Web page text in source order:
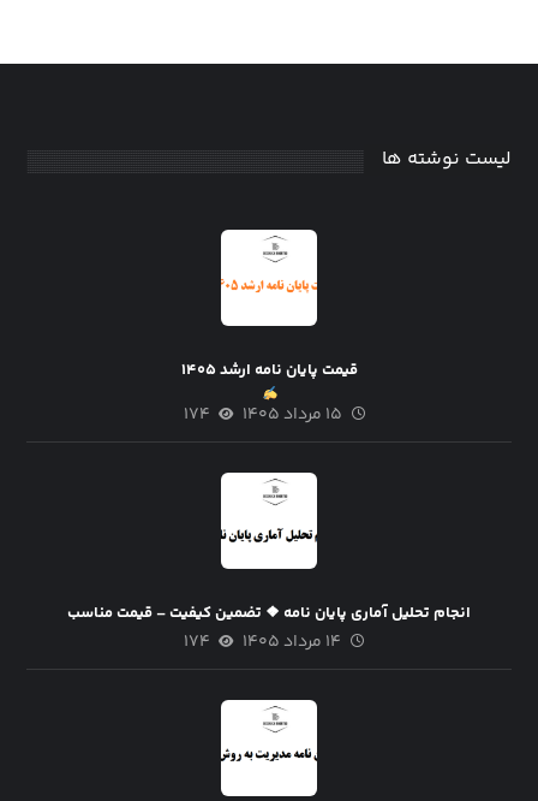
لیست نوشته ها
قیمت پایان نامه ارشد ۱۴۰۵
۱۵ مرداد ۱۴۰۵ ۱۷۴
انجام تحلیل آماری پایان نامه ❖ تضمین کیفیت – قیمت مناسب
۱۴ مرداد ۱۴۰۵ ۱۷۴